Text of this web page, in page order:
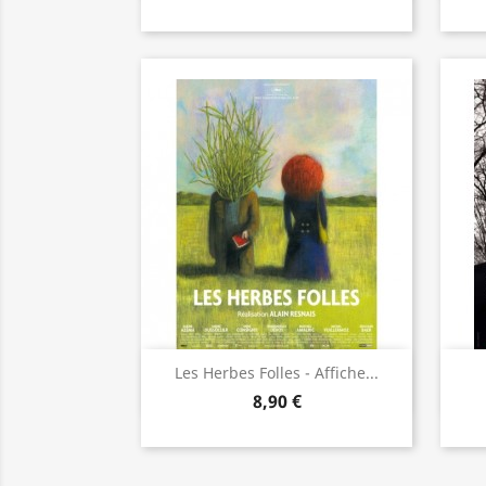
Les Herbes Folles - Affiche...
8,90 €
Aperçu rapide